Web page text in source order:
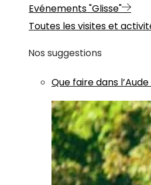
Evénements "Glisse"
Toutes les visites et
Nos suggestions
Que faire dans